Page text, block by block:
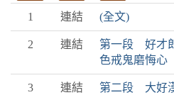
1 連結 (全文)
2 連結
第一段 好才
色戒鬼磨悔心
3 連結
第二段 大好